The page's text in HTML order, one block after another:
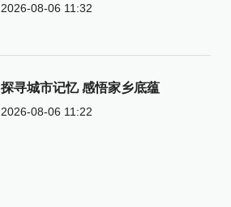
2026-08-06 11:32
探寻城市记忆 感悟家乡底蕴
2026-08-06 11:22